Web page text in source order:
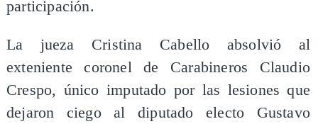
participación.
La jueza Cristina Cabello absolvió al
exteniente coronel de Carabineros Claudio
Crespo, único imputado por las lesiones que
dejaron ciego al diputado electo Gustavo